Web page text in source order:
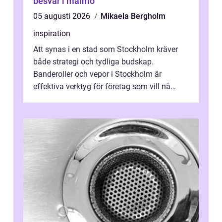
05 augusti 2026
Mikaela Bergholm
inspiration
Att synas i en stad som Stockholm kräver
både strategi och tydliga budskap.
Banderoller och vepor i Stockholm är
effektiva verktyg för företag som vill nå